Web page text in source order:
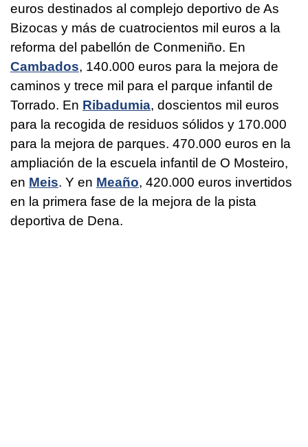
euros destinados al complejo deportivo de As
Bizocas y más de cuatrocientos mil euros a la
reforma del pabellón de Conmeniño. En
Cambados, 140.000 euros para la mejora de
caminos y trece mil para el parque infantil de
Torrado. En Ribadumia, doscientos mil euros
para la recogida de residuos sólidos y 170.000
para la mejora de parques. 470.000 euros en la
ampliación de la escuela infantil de O Mosteiro,
en Meis. Y en Meaño, 420.000 euros invertidos
en la primera fase de la mejora de la pista
deportiva de Dena.